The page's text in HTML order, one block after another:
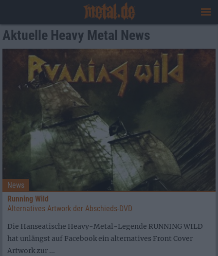
Aktuelle Heavy Metal News
News
Running Wild
Alternatives Artwork der Abschieds-DVD
Die Hanseatische Heavy-Metal-Legende RUNNING WILD
hat unlängst auf Facebook ein alternatives Front Cover
Artwork zur ...